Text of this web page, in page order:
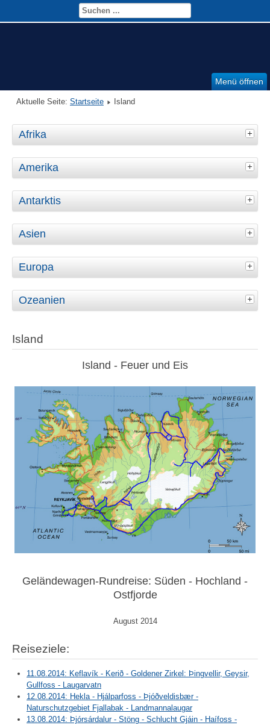
Menü öffnen
Aktuelle Seite: Startseite Island
Afrika
Amerika
Antarktis
Asien
Europa
Ozeanien
Island
Island - Feuer und Eis
Geländewagen-Rundreise: Süden - Hochland -
Ostfjorde
August 2014
Reiseziele:
11.08.2014: Keflavík - Kerið - Goldener Zirkel: Þingvellir, Geysir,
Gullfoss - Laugarvatn
12.08.2014: Hekla - Hjálparfoss - Þjóðveldisbær -
Naturschutzgebiet Fjallabak - Landmannalaugar
13.08.2014: Þjórsárdalur - Stöng - Schlucht Gjáin - Haífoss -